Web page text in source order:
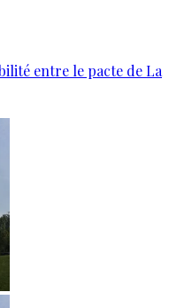
entre le pacte de La